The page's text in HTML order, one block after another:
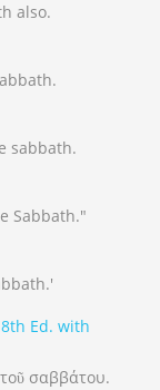
also.
sabbath.
Sabbath."
Ed. with
σαββάτου.